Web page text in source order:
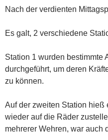
Nach der verdienten
Es galt, 2 verschiedene
Station 1 wurden bestimmte
durchgeführt, um deren
zu können.
Auf der zweiten Station hieß
wieder auf die Räder
mehrerer Wehren, war auch